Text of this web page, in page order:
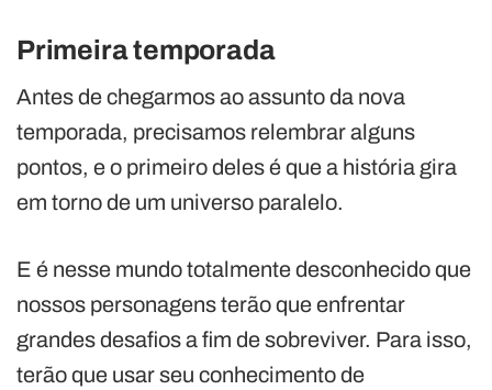
Primeira temporada
Antes de chegarmos ao assunto da nova
temporada, precisamos relembrar alguns
pontos, e o primeiro deles é que a história gira
em torno de um universo paralelo.
E é nesse mundo totalmente desconhecido que
nossos personagens terão que enfrentar
grandes desafios a fim de sobreviver. Para isso,
terão que usar seu conhecimento de